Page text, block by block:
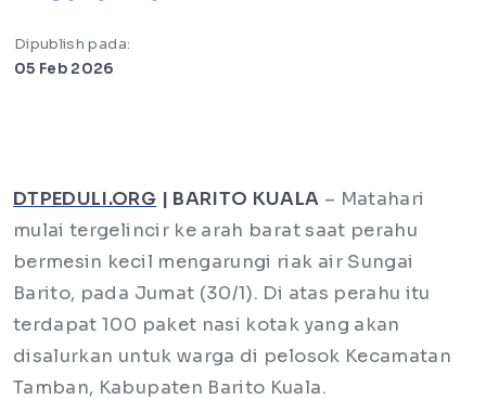
Dipublish pada:
05 Feb 2026
DTPEDULI.ORG | BARITO KUALA – Matahari
mulai tergelincir ke arah barat saat perahu
bermesin kecil mengarungi riak air Sungai
Barito, pada Jumat (30/1). Di atas perahu itu
terdapat 100 paket nasi kotak yang akan
disalurkan untuk warga di pelosok Kecamatan
Tamban, Kabupaten Barito Kuala.